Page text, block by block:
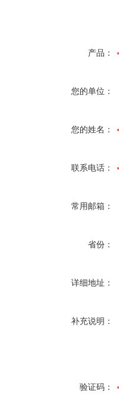
产品：
您的单位：
您的姓名：
联系电话：
常用邮箱：
省份：
详细地址：
补充说明：
验证码：